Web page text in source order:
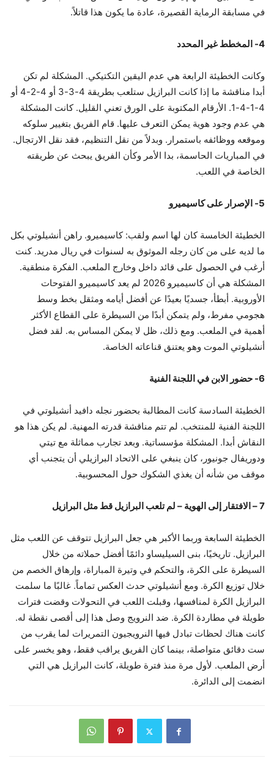
في مسابقة الرماية القصيرة، عادة ما يكون هذا قاتلاً.
4- المخطط غير المحدد
وكانت الخطيئة الرابعة هي عدم اليقين التكتيكي. المشكلة لم تكن
أبدا مناقشة ما إذا كانت البرازيل ستلعب بطريقة 4-3-3 أو 4-2-4 أو
4-1-4-1. الأرقام المكتوبة على الورق تعني القليل. كانت المشكلة
هي عدم وجود هوية يمكن التعرف عليها. قام الفريق بتغيير سلوكه
وموقعه ووظائفه باستمرار. وبدلاً من نقل التنظيم، فقد نقل الارتجال.
في المباريات الحاسمة، بدا الأمر وكأن الفريق يبحث عن طريقته
الخاصة في اللعب.
5- الإصرار على كاسيميرو
الخطيئة الخامسة كان لها اسم ولقب: كاسيميرو. راهن أنشيلوتي بكل
ما لديه على من كان رجله الموثوق به لسنوات في ريال مدريد. كنت
أرغب في الحصول على قائد داخل وخارج الملعب. الفكرة منطقية.
المشكلة هي أن كاسيميرو 2026 لم يعد كاسيميرو الفتوحات
الأوروبية. أبطأ، جسديًا بعيدًا عن أفضل أيامه ومثقل بخط وسط
هجومي مفرط، ولم يتمكن أبدًا من السيطرة على القطاع الأكثر
أهمية في الملعب. ومع ذلك، ظل لا يمكن المساس به. لقد فضل
أنشيلوتي الموت وهو يعتنق قناعاته الخاصة.
6- حضور الابن في اللجنة الفنية
الخطيئة السادسة كانت المطالبة بحضور نجله دافيد أنشيلوتي في
اللجنة الفنية للمنتخب. لم تتم مناقشة قدرته المهنية. لم يكن هذا هو
النقاش أبدا. المشكلة مؤسساتية. وبعد تجارب مماثلة مع تيتي
ودوريفال جونيور، كان ينبغي على الاتحاد البرازيلي أن يتجنب أي
موقف من شأنه أن يغذي الشكوك حول المحسوبية.
7 – الافتقار إلى الهوية – لم تلعب البرازيل قط مثل البرازيل
الخطيئة السابعة وربما الأكبر هي جعل البرازيل تتوقف عن اللعب مثل
البرازيل. تاريخيًا، بنى السيليساو دائمًا أفضل حملاته من خلال
السيطرة على الكرة، والتحكم في وتيرة المباراة، وإرهاق الخصم من
خلال توزيع الكرة. ومع أنشيلوتي حدث العكس تماماً. غالبًا ما سلمت
البرازيل الكرة لمنافسها، وقبلت اللعب في التحولات وقضت فترات
طويلة في مطاردة الكرة. ضد النرويج وصل هذا إلى أقصى نقطة له.
كانت هناك لحظات تبادل فيها النرويجيون التمريرات لما يقرب من
ست دقائق متواصلة، بينما كان الفريق يراقب فقط، وهو يخسر على
أرض الملعب. لأول مرة منذ فترة طويلة، كانت البرازيل هي التي
انضمت إلى الدائرة.